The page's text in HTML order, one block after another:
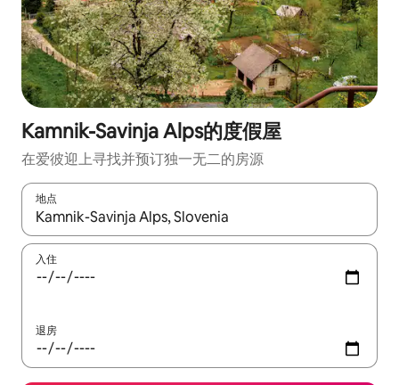
Kamnik-Savinja Alps的度假屋
在爱彼迎上寻找并预订独一无二的房源
地点
如有搜索结果，请使用上下方向键查看，或通过点击或滑动手势
入住
退房